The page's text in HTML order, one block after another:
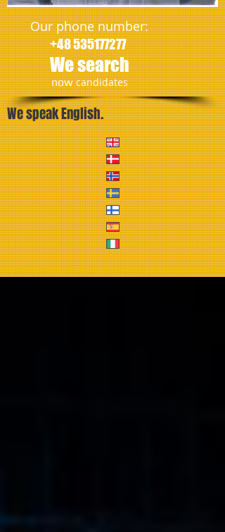
Our phone number:
+48 535177277
We search
​nowcandidates
We speak English.